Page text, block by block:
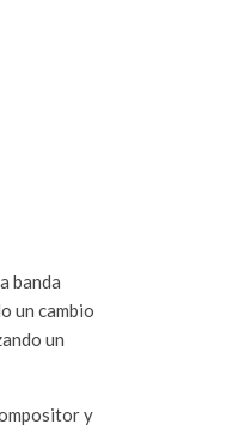
banda
un cambio
un
y